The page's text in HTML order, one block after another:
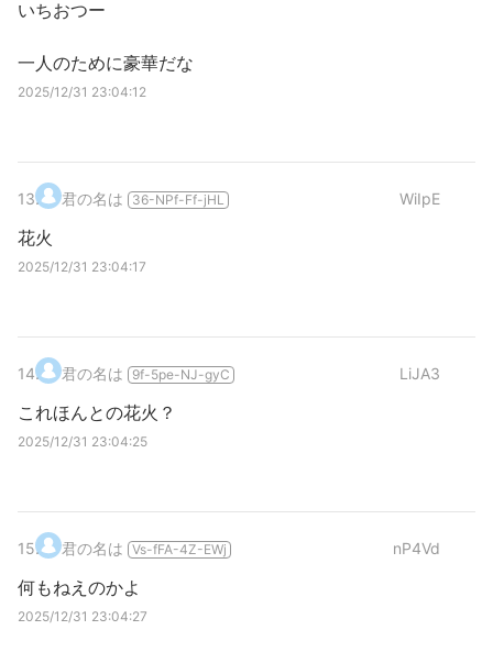
いちおつー
一人のために豪華だな
2025/12/31 23:04:12
13. 君の名は 36-NPf-Ff-jHL WiIpE
花火
2025/12/31 23:04:17
14. 君の名は 9f-5pe-NJ-gyC LiJA3
これほんとの花火？
2025/12/31 23:04:25
15. 君の名は Vs-fFA-4Z-EWj nP4Vd
何もねえのかよ
2025/12/31 23:04:27